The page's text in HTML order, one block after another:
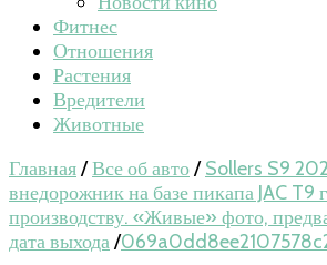
Фитнес
Отношения
Растения
Вредители
Животные
Главная/Все об авто/ Sollers S9
внедорожник на базе пикапа JAC T9
производству. «Живые» фото,
дата выхода/